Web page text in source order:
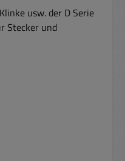
usw. der D Serie
Stecker und